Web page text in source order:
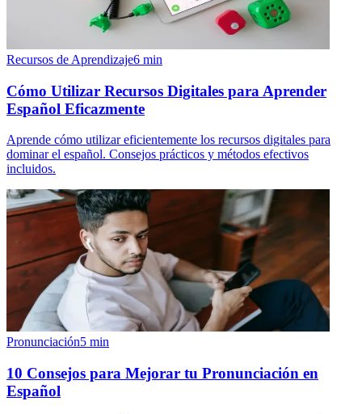
Recursos de Aprendizaje6 min
Cómo Utilizar Recursos Digitales para Aprender
Español Eficazmente
Aprende cómo utilizar eficientemente los recursos digitales para
dominar el español. Consejos prácticos y métodos efectivos
incluidos.
Pronunciación5 min
10 Consejos para Mejorar tu Pronunciación en
Español